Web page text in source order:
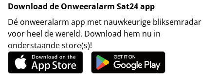
Download de Onweeralarm Sat24 app
Dé onweeralarm app met nauwkeurige bliksemradar
voor heel de wereld. Download hem nu in
onderstaande store(s)!